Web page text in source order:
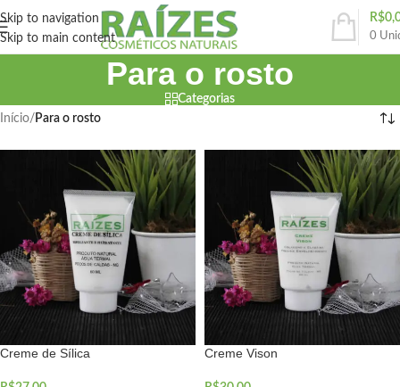
Skip to navigation
Skip to main content
0
R$
Para o rosto
Categorias
Início/ Para o rosto
Creme de Sílica Creme Vison